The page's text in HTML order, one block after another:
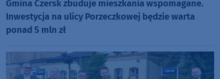
Gmina Czersk zbuduje mieszkania wspomagane.
Inwestycja na ulicy Porzeczkowej będzie warta
ponad 5 mln zł